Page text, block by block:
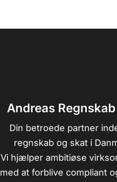
Andreas
Din betroede partner
regnskab og skat i
Vi hjælper ambitiøse
med at forblive compliant